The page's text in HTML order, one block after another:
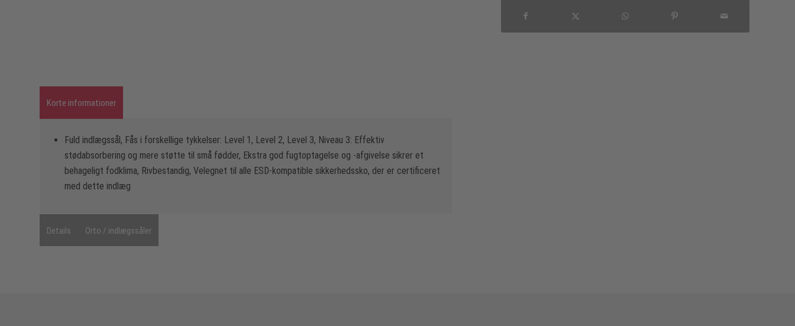
Korte informationer
Fuld indlægssål, Fås i forskellige tykkelser: Level 1, Level 2, Level 3, Niveau 3: Effektiv
stødabsorbering og mere støtte til små fødder, Ekstra god fugtoptagelse og -afgivelse sikrer et
behageligt fodklima, Rivbestandig, Velegnet til alle ESD-kompatible sikkerhedssko, der er certificeret
med dette indlæg
Details Orto / indlægssåler